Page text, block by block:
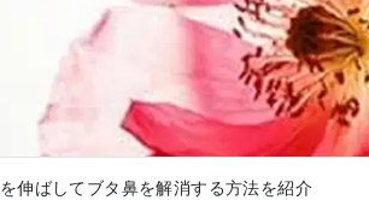
伸ばしてブタ鼻を解消する方法を紹介